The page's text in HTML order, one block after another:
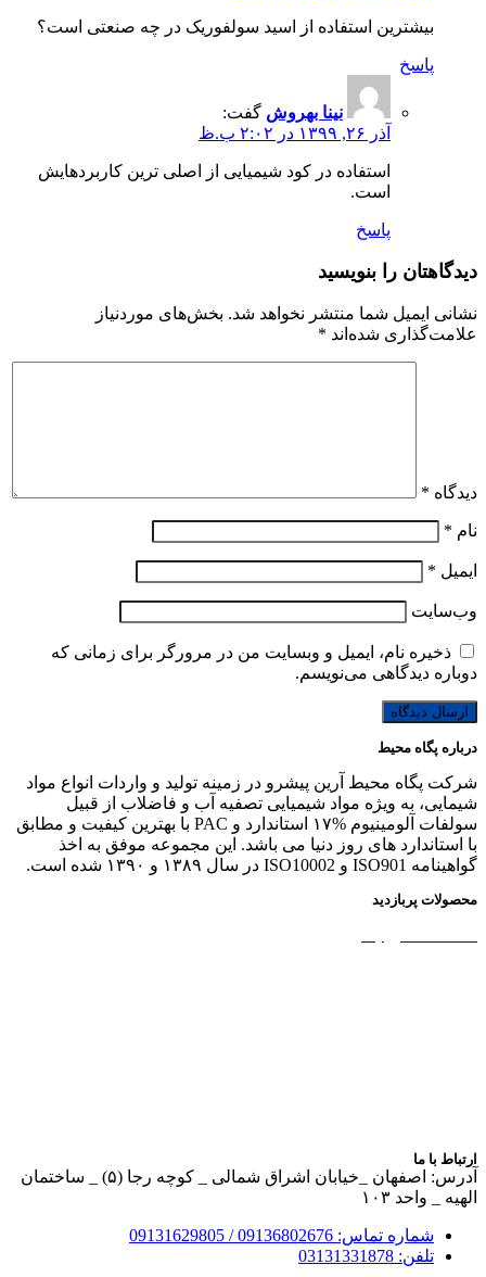
بیشترین استفاده از اسید سولفوریک در چه صنعتی است؟
پاسخ
نینا بهروش گفت:
آذر ۲۶, ۱۳۹۹ در ۲:۰۲ ب.ظ
استفاده در کود شیمیایی از اصلی ترین کاربردهایش
است.
پاسخ
دیدگاهتان را بنویسید
نشانی ایمیل شما منتشر نخواهد شد. بخش‌های موردنیاز
علامت‌گذاری شده‌اند *
دیدگاه *
نام *
ایمیل *
وب‌سایت
ذخیره نام، ایمیل و وبسایت من در مرورگر برای زمانی که
دوباره دیدگاهی می‌نویسم.
درباره پگاه محیط
شرکت پگاه محیط آرین پیشرو در زمینه تولید و واردات انواع مواد
شیمایی، به ویژه مواد شیمیایی تصفیه آب و فاضلاب از قبیل
سولفات آلومینیوم %۱۷ استاندارد و PAC با بهترین کیفیت و مطابق
با استاندارد های روز دنیا می باشد. این مجموعه موفق به اخذ
گواهینامه ISO901 و ISO10002 در سال ۱۳۸۹ و ۱۳۹۰ شده است.
محصولات پربازدید
ارتباط با ما
آدرس: اصفهان _خیابان اشراق شمالی _ کوچه رجا (۵) _ ساختمان
الهیه _ واحد ۱۰۳
شماره تماس: 09136802676 / 09131629805
تلفن: 03131331878